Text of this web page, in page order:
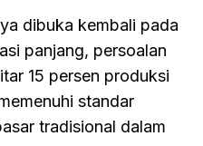
dibuka kembali pada
panjang, persoalan
15 persen produksi
standar
tradisional dalam